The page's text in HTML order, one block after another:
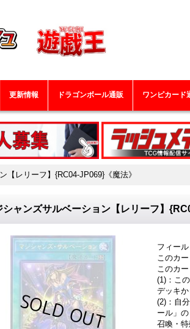
更新情報 ドラゴンボール通販 ワンピカード
【レリーフ】{RC04-JP069}《魔法》
シャンズサルベーション【レリーフ】
フィー
このカ
このカ
(1)：こ
デッキ
(2)：自
ール」の
召喚・